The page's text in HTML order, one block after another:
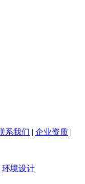
系我们 | 企业资质 |
环境设计